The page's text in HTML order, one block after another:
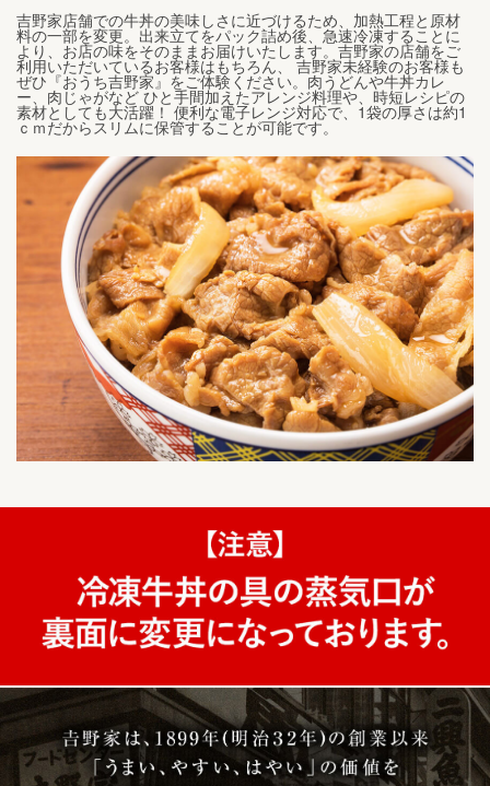
吉野家店舗での牛丼の美味しさに近づけるため、加熱工程と原材
料の一部を変更。出来立てをパック詰め後、急速冷凍することに
より、お店の味をそのままお届けいたします。吉野家の店舗をご
利用いただいているお客様はもちろん、 吉野家未経験のお客様も
ぜひ『おうち吉野家』をご体験ください。肉うどんや牛丼カレ
ー、肉じゃがなど ひと手間加えたアレンジ料理や、時短レシピの
素材としても大活躍！ 便利な電子レンジ対応で、1袋の厚さは約1
ｃｍだからスリムに保管することが可能です。